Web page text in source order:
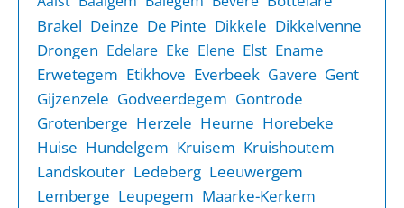
Brakel Deinze De Pinte Dikkele Dikkelvenne
Drongen Edelare Eke Elene Elst Ename
Erwetegem Etikhove Everbeek Gavere Gent
Gijzenzele Godveerdegem Gontrode
Grotenberge Herzele Heurne Horebeke
Huise Hundelgem Kruisem Kruishoutem
Landskouter Ledeberg Leeuwergem
Lemberge Leupegem Maarke-Kerkem